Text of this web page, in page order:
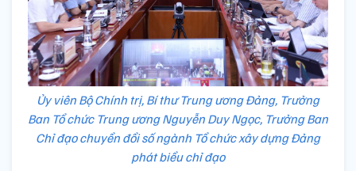
Ủy viên Bộ Chính trị, Bí thư Trung ương Đảng, Trưởng
Ban Tổ chức Trung ương Nguyễn Duy Ngọc, Trưởng Ban
Chỉ đạo chuyển đổi số ngành Tổ chức xây dựng Đảng
phát biểu chỉ đạo